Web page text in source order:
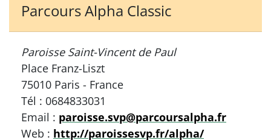
Parcours Alpha Classic
Paroisse Saint-Vincent de Paul
Place Franz-Liszt
75010 Paris - France
Tél : 0684833031
Email : paroisse.svp@parcoursalpha.fr
Web : http://paroissesvp.fr/alpha/